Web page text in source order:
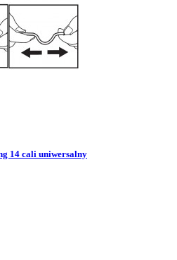
14 cali uniwersalny